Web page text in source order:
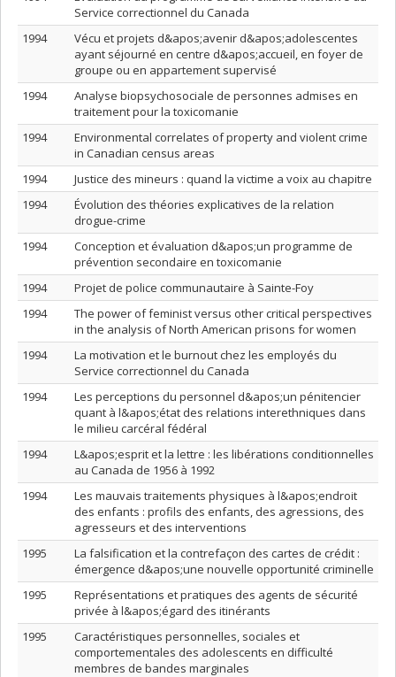
Service correctionnel du Canada
1994
Vécu et projets d&apos;avenir d&apos;adolescentes
ayant séjourné en centre d&apos;accueil, en foyer de
groupe ou en appartement supervisé
1994
Analyse biopsychosociale de personnes admises en
traitement pour la toxicomanie
1994
Environmental correlates of property and violent crime
in Canadian census areas
1994
Justice des mineurs : quand la victime a voix au chapitre
1994
Évolution des théories explicatives de la relation
drogue-crime
1994
Conception et évaluation d&apos;un programme de
prévention secondaire en toxicomanie
1994
Projet de police communautaire à Sainte-Foy
1994
The power of feminist versus other critical perspectives
in the analysis of North American prisons for women
1994
La motivation et le burnout chez les employés du
Service correctionnel du Canada
1994
Les perceptions du personnel d&apos;un pénitencier
quant à l&apos;état des relations interethniques dans
le milieu carcéral fédéral
1994
L&apos;esprit et la lettre : les libérations conditionnelles
au Canada de 1956 à 1992
1994
Les mauvais traitements physiques à l&apos;endroit
des enfants : profils des enfants, des agressions, des
agresseurs et des interventions
1995
La falsification et la contrefaçon des cartes de crédit :
émergence d&apos;une nouvelle opportunité criminelle
1995
Représentations et pratiques des agents de sécurité
privée à l&apos;égard des itinérants
1995
Caractéristiques personnelles, sociales et
comportementales des adolescents en difficulté
membres de bandes marginales